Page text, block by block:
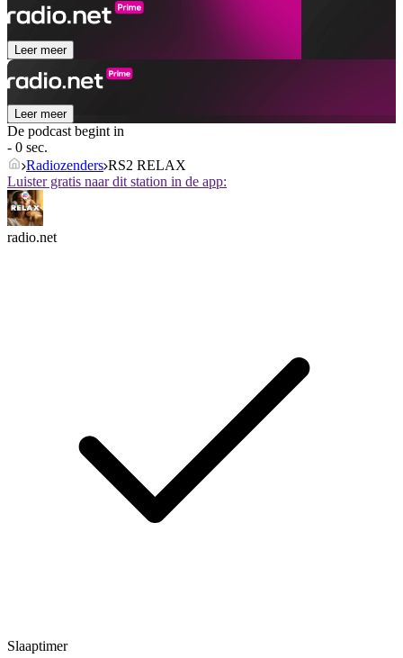
Leer meer
Leer meer
De podcast begint in
- 0 sec.
Radiozenders RS2 RELAX
Luister gratis naar dit station in de app:
radio.net
Slaaptimer